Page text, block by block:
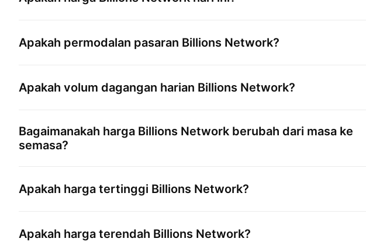
Apakah permodalan pasaran Billions Network?
Apakah volum dagangan harian Billions Network?
Bagaimanakah harga Billions Network berubah dari masa ke
semasa?
Apakah harga tertinggi Billions Network?
Apakah harga terendah Billions Network?